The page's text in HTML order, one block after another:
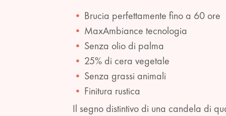
Brucia perfettamente fino a 60 ore
MaxAmbiance tecnologia
Senza olio di palma
25% di cera vegetale
Senza grassi animali
Finitura rustica
Il segno distintivo di una candela di